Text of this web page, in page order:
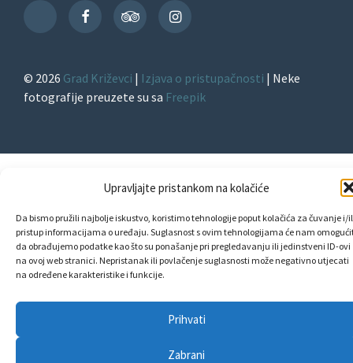
Upravljajte pristankom na kolačiće
Da bismo pružili najbolje iskustvo, koristimo tehnologije poput kolačića za čuvanje i/
pristup informacijama o uređaju. Suglasnost s ovim tehnologijama će nam
da obrađujemo podatke kao što su ponašanje pri pregledavanju ili jedinstveni ID-ovi
na ovoj web stranici. Nepristanak ili povlačenje suglasnosti može negativno utjecati
na određene karakteristike i funkcije.
Prihvati
Zabrani
TikTok
FacebookTripAdvisorInstagram
© 2026 Grad Križevci | Izjava o pristupačnosti | Neke
fotografije preuzete su sa Freepik